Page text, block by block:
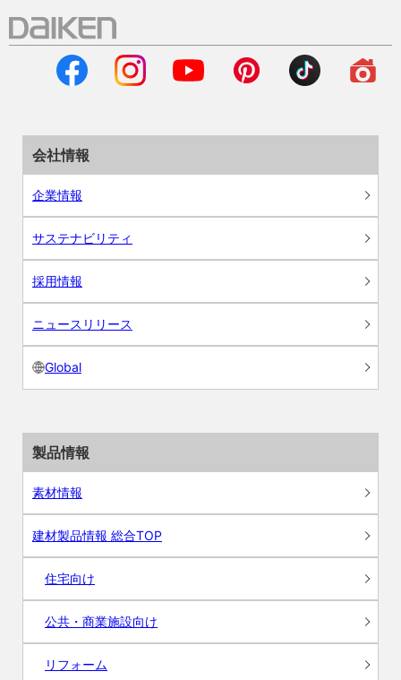
会社情報
企業情報
サステナビリティ
採用情報
ニュースリリース
Global
製品情報
素材情報
建材製品情報 総合TOP
住宅向け
公共・商業施設向け
リフォーム